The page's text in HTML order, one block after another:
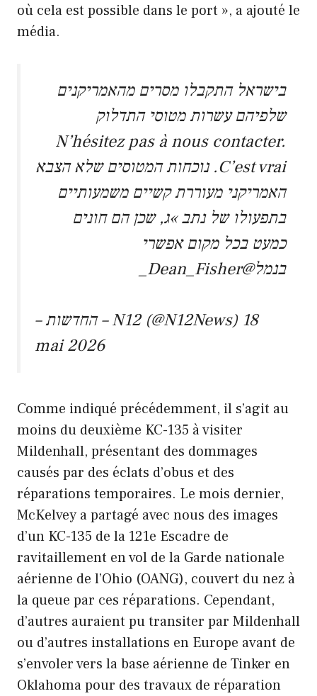
où cela est possible dans le port », a ajouté le
média.
בישראל התקבלו מסרים מהאמריקנים
שלפיהם עשרות מטוסי התדלוק
N’hésitez pas à nous contacter.
C’est vrai. נוכחות המטוסים שלא הצבא
האמריקני מעוררת קשיים משמעותיים
בתפעולו של נתב »ג, שכן הם חונים
כמעט בכל מקום אפשרי
בנמל@Dean_Fisher_
– החדשות – N12 (@N12News) 18
mai 2026
Comme indiqué précédemment, il s’agit au
moins du deuxième KC-135 à visiter
Mildenhall, présentant des dommages
causés par des éclats d’obus et des
réparations temporaires. Le mois dernier,
McKelvey a partagé avec nous des images
d’un KC-135 de la 121e Escadre de
ravitaillement en vol de la Garde nationale
aérienne de l’Ohio (OANG), couvert du nez à
la queue par ces réparations. Cependant,
d’autres auraient pu transiter par Mildenhall
ou d’autres installations en Europe avant de
s’envoler vers la base aérienne de Tinker en
Oklahoma pour des travaux de réparation